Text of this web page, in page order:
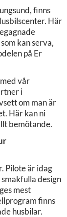
finns
Här
kan serva,
på Er
vår
i
om man är
Här kan ni
bemötande.
Pilote är idag
design
mest
finns
husbilar.